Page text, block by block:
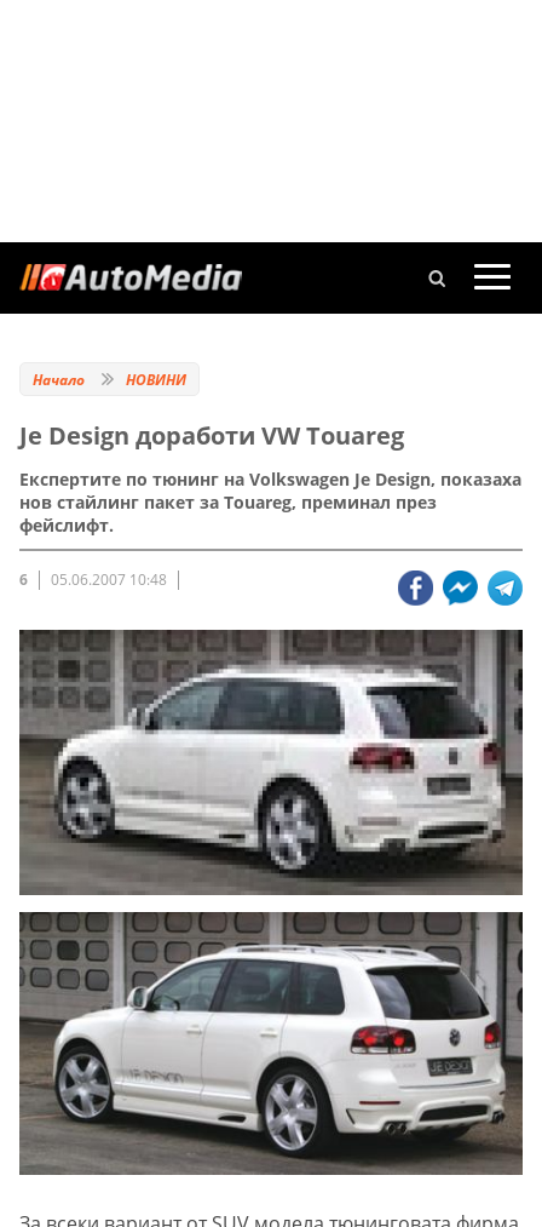
Начало НОВИНИ
Je Design доработи VW Touareg
Експертите по тюнинг на Volkswagen Je Design, показаха
нов стайлинг пакет за Touareg, преминал през
фейслифт.
6 05.06.2007 10:48